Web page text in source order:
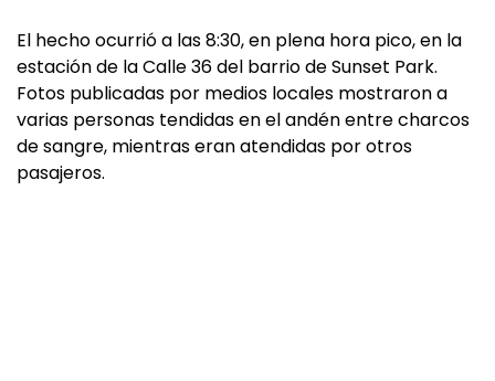
El hecho ocurrió a las 8:30, en plena hora pico, en la
estación de la Calle 36 del barrio de Sunset Park.
Fotos publicadas por medios locales mostraron a
varias personas tendidas en el andén entre charcos
de sangre, mientras eran atendidas por otros
pasajeros.